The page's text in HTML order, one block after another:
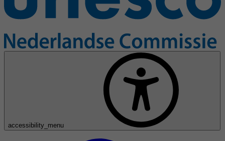
accessibility_menu